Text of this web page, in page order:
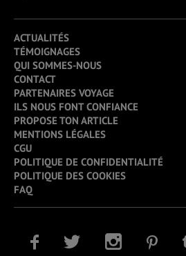
ACTUALITÉS
TÉMOIGNAGES
QUI SOMMES-NOUS
CONTACT
PARTENAIRES VOYAGE
ILS NOUS FONT CONFIANCE
PROPOSE TON ARTICLE
MENTIONS LÉGALES
CGU
POLITIQUE DE CONFIDENTIALITÉ
POLITIQUE DES COOKIES
FAQ